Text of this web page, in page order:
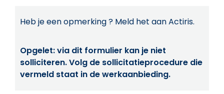
Heb je een opmerking ? Meld het aan Actiris.
Opgelet: via dit formulier kan je niet
solliciteren. Volg de sollicitatieprocedure die
vermeld staat in de werkaanbieding.